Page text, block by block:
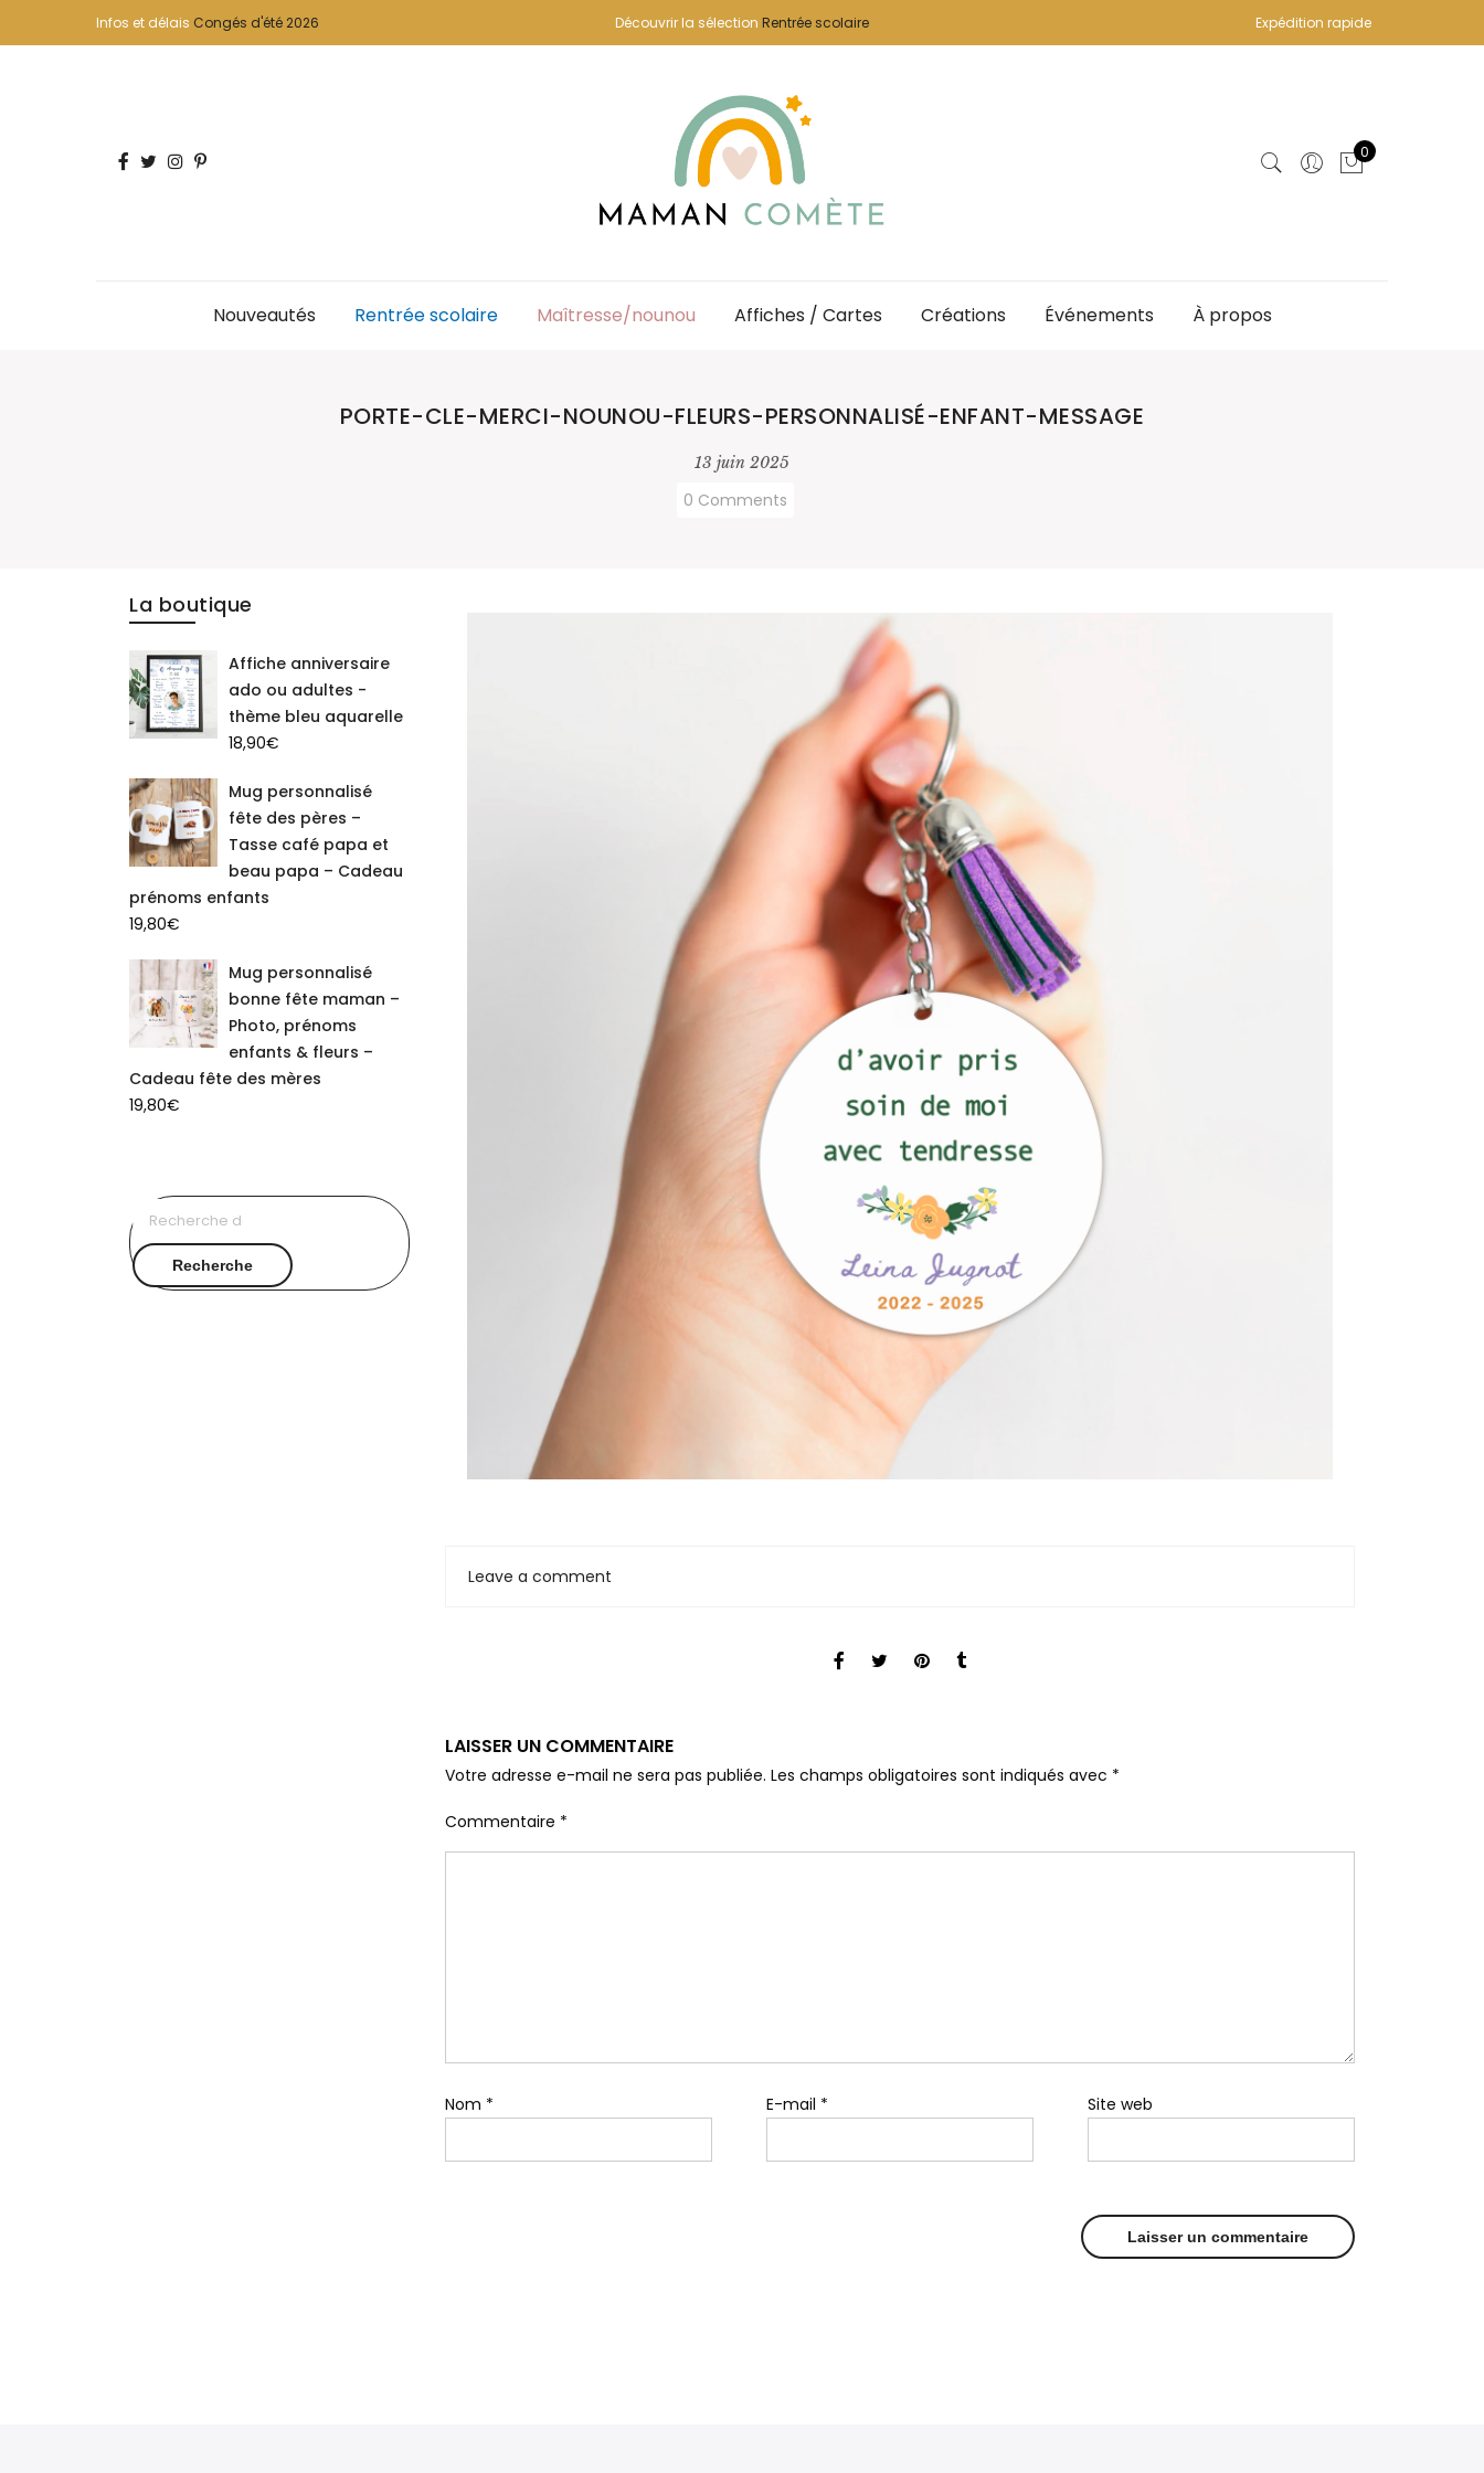
Infos et délais Congés d'été 2026 Découvrir la sélection Rentrée scolaire Expédition rapide
0
Nouveautés Rentrée scolaire Maîtresse/nounou Affiches / Cartes Créations Événements À propos
PORTE-CLE-MERCI-NOUNOU-FLEURS-PERSONNALISÉ-ENFANT-MESSAGE
13 juin 2025
0 Comments
Leave a comment
LAISSER UN COMMENTAIRE
Votre adresse e-mail ne sera pas publiée. Les champs obligatoires sont indiqués avec *
Commentaire *
Nom * E-mail * Site web
La boutique
Affiche anniversaire
ado ou adultes -
thème bleu aquarelle
18,90€
Mug personnalisé
fête des pères –
Tasse café papa et
beau papa – Cadeau
prénoms enfants
19,80€
Mug personnalisé
bonne fête maman –
Photo, prénoms
enfants & fleurs –
Cadeau fête des mères
19,80€
pour :
Recherche